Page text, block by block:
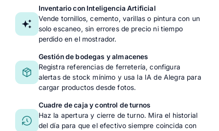
Inventario con Inteligencia Artificial
Vende tornillos, cemento, varillas o pintura con un
solo escaneo, sin errores de precio ni tiempo
perdido en el mostrador.
Gestión de bodegas y almacenes
Registra referencias de ferretería, configura
alertas de stock mínimo y usa la IA de Alegra para
cargar productos desde fotos.
Cuadre de caja y control de turnos
Haz la apertura y cierre de turno. Mira el historial
del día para que el efectivo siempre coincida con